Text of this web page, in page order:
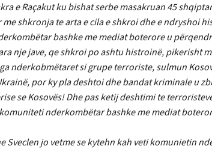
e Raçakut ku bishat serbe masakruan 45
shkronja te arta e cila e shkroi dhe e ndryshoi
bashke me mediat boterore u
nje jave, qe shkroi po ashtu histroinë, pikerisht
nderkobmëtaret si grupe terroriste, sulmun
por ky pla deshtoi dhe bandat kriminale u
se Kosovës! Dhe pas ketij deshtimi te
nderkombëtar bashke me mediat
Sveclen jo vetme se kytehn kah veti komunietin